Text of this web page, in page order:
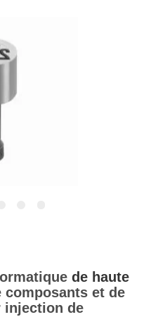
de haute
et de
injection de